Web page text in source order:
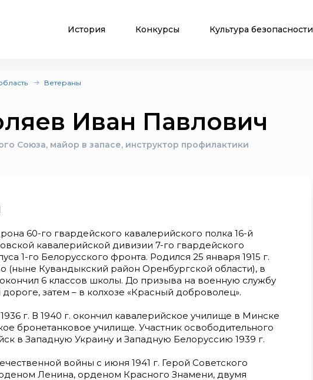
История Конкурсы Культура безопасности
Ветераны
Иван Павлович
Союза, майор в запасе, инструктор профилактики
60-го гвардейского кавалерийского полка 16-й
кавалерийской дивизии 7-го гвардейского
1-го Белорусского фронта. Родился 25 января 1915 г.
(ныне Кувандыкский район Оренбургской области), в
6 классов школы. До призыва на военную службу
затем – в колхозе «Красный доброволец».
г. В 1940 г. окончил кавалерийское училище в Минске
бронетанковое училище. Участник освободительного
в Западную Украину и Западную Белоруссию 1939 г.
войны с июня 1941 г. Герой Советского
Ленина, орденом Красного Знамени, двумя